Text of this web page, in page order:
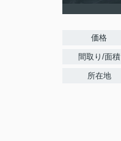
価格
間取り/面積
所在地